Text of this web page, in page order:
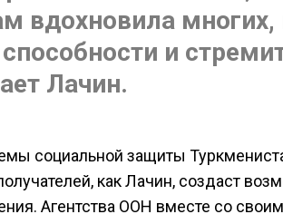
вдохновила
и
Лачин.
социальной защиты
как Лачин, создаст
Агентства ООН вместе со